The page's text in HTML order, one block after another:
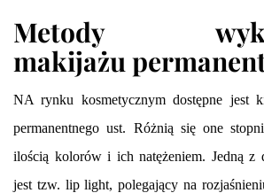
Metody
makijażu
NA rynku kosmetycznym dostępne jest
permanentnego ust. Różnią się one
ilością kolorów i ich natężeniem. Jedną z
jest tzw. lip light, polegający na